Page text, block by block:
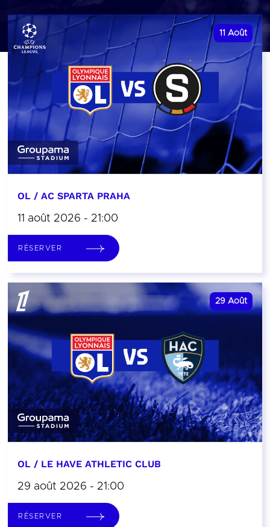
11 Août
OL / AC SPARTA PRAHA
11 août 2026 - 21:00
RÉSERVER
29 Août
OL / LE HAVE ATHLETIC CLUB
29 août 2026 - 21:00
RÉSERVER